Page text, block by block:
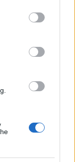
6